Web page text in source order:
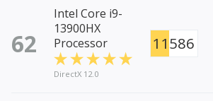
62
Intel Core i9-
13900HX
Processor
DirectX 12.0
11586